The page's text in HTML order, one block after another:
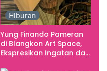
Hiburan
Yung Finando Pameran
di Blangkon Art Space,
Ekspresikan Ingatan dan